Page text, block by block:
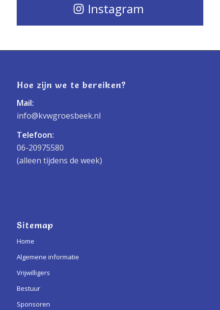
Instagram
Hoe zijn we te bereiken?
Mail:
info@kvwgroesbeek.nl
Telefoon:
06-20975580
(alleen tijdens de week)
Sitemap
Home
Algemene informatie
Vrijwilligers
Bestuur
Sponsoren